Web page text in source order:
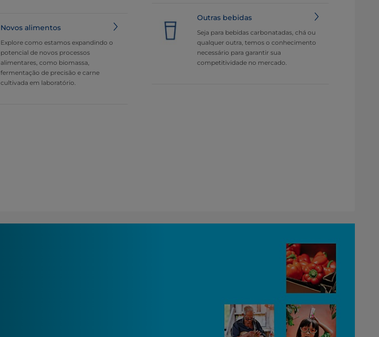
Novos alimentos
Explore como estamos expandindo o
potencial de novos processos
alimentares, como biomassa,
fermentação de precisão e carne
cultivada em laboratório.
Outras bebidas
Seja para bebidas carbonatadas, chá ou
qualquer outra, temos o conhecimento
necessário para garantir sua
competitividade no mercado.